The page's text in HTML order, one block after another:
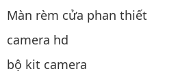
Màn rèm cửa phan thiết
camera hd
bộ kit camera